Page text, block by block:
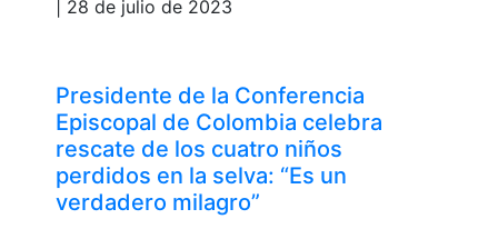
| 28 de julio de 2023
Presidente de la Conferencia
Episcopal de Colombia celebra
rescate de los cuatro niños
perdidos en la selva: “Es un
verdadero milagro”